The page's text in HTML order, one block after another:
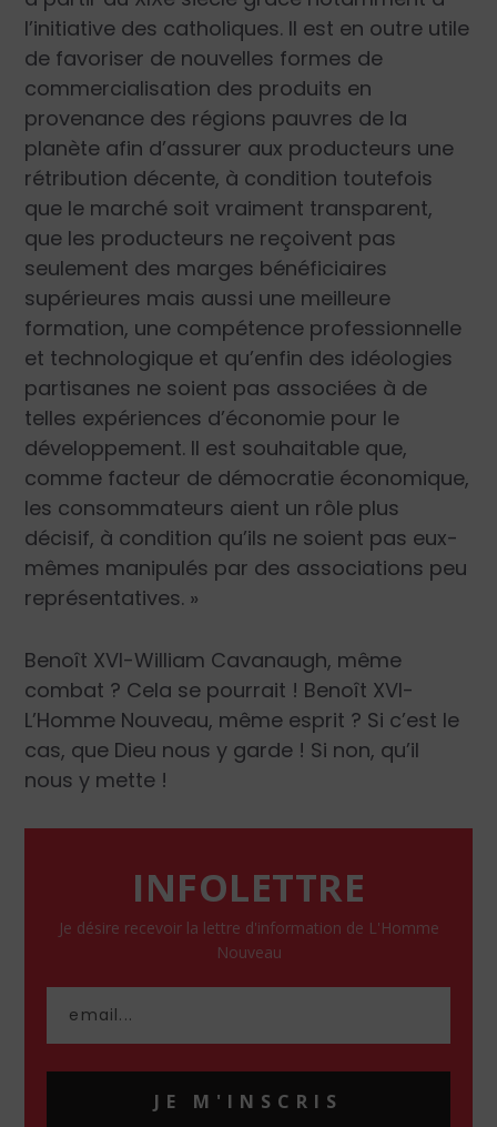
l’initiative des catholiques. Il est en outre utile
de favoriser de nouvelles formes de
commercialisation des produits en
provenance des régions pauvres de la
planète afin d’assurer aux producteurs une
rétribution décente, à condition toutefois
que le marché soit vraiment transparent,
que les producteurs ne reçoivent pas
seulement des marges bénéficiaires
supérieures mais aussi une meilleure
formation, une compétence professionnelle
et technologique et qu’enfin des idéologies
partisanes ne soient pas associées à de
telles expériences d’économie pour le
développement. Il est souhaitable que,
comme facteur de démocratie économique,
les consommateurs aient un rôle plus
décisif, à condition qu’ils ne soient pas eux-
mêmes manipulés par des associations peu
représentatives. »
Benoît XVI-William Cavanaugh, même
combat ? Cela se pourrait ! Benoît XVI-
L’Homme Nouveau, même esprit ? Si c’est le
cas, que Dieu nous y garde ! Si non, qu’il
nous y mette !
INFOLETTRE
Je désire recevoir la lettre d'information de L'Homme
Nouveau
JE M'INSCRIS